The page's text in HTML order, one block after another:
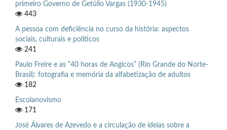
primeiro Governo de Getúlio Vargas (1930-1945)
443
A pessoa com deficiência no curso da história: aspectos
sociais, culturais e políticos
241
Paulo Freire e as “40 horas de Angicos” (Rio Grande do Norte-
Brasil): fotografia e memória da alfabetização de adultos
182
Escolanovismo
171
José Álvares de Azevedo e a circulação de ideias sobre a